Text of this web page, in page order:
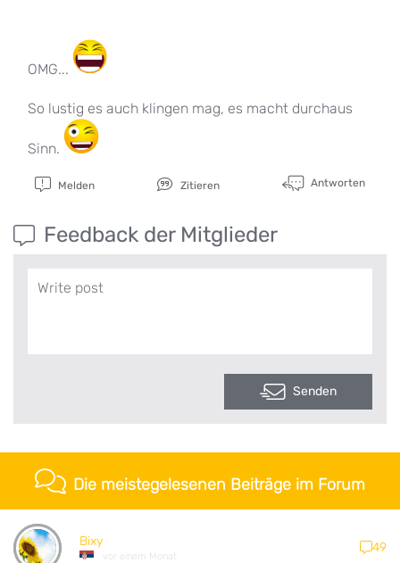
OMG...
So lustig es auch klingen mag, es macht durchaus
Sinn.
Melden Zitieren Antworten
Feedback der Mitglieder
Senden
Die meistegelesenen Beiträge im Forum
Bixy
vor einem Monat
49